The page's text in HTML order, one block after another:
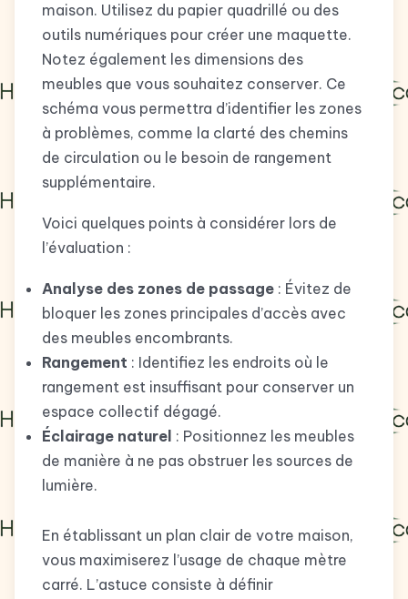
maison. Utilisez du papier quadrillé ou des
outils numériques pour créer une maquette.
Notez également les dimensions des
meubles que vous souhaitez conserver. Ce
schéma vous permettra d’identifier les zones
à problèmes, comme la clarté des chemins
de circulation ou le besoin de rangement
supplémentaire.
Voici quelques points à considérer lors de
l’évaluation :
Analyse des zones de passage : Évitez de
bloquer les zones principales d’accès avec
des meubles encombrants.
Rangement : Identifiez les endroits où le
rangement est insuffisant pour conserver un
espace collectif dégagé.
Éclairage naturel : Positionnez les meubles
de manière à ne pas obstruer les sources de
lumière.
En établissant un plan clair de votre maison,
vous maximiserez l’usage de chaque mètre
carré. L’astuce consiste à définir